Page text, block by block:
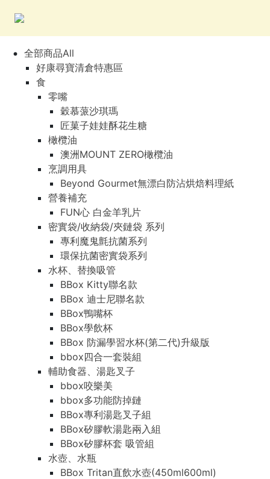
全部商品All
好康尋寶清倉特惠區
食
零嘴
穀慕蒎沙琪瑪
匠菓子娃娃酥花生糖
橄欖油
澳洲MOUNT ZERO橄欖油
烹調用具
Beyond Gourmet無漂白防沾烘焙料理紙
營養補充
FUN心 白金羊乳片
密實袋/收納袋/夾鏈袋 系列
專利魔鬼氈抗菌系列
環保抗菌密實袋系列
水杯、替換吸管
BBox Kitty聯名款
BBox 迪士尼聯名款
BBox鴨嘴杯
BBox學飲杯
BBox 防漏學習水杯(第二代)升級版
bbox四合一套裝組
輔助食器、湯匙叉子
bbox咬樂美
bbox多功能防掉鏈
BBox專利湯匙叉子組
BBox矽膠軟湯匙兩入組
BBox矽膠杯套 吸管組
水壺、水瓶
BBox Tritan直飲水壺(450ml600ml)